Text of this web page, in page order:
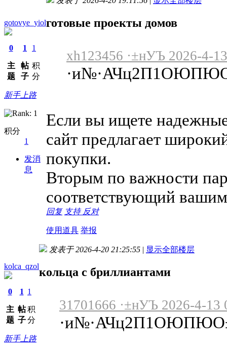
gotovye_yiol
0
主
题
1
帖
子
1
积
分
新手上路
积分
1
发消
息
готовые проекты домов
xh123456 ·±нУЪ 2026-4-
Если вы ищете
сайт предлагает
покупки.
Вторым по важности
соответствующий
回复 支持 反对
使用道具 举报
kolca_qzol
0
主
题
1
帖
子
1
积
分
新手上路
发表于 2026-4-20 21:25:55 | 显示全部楼层
кольца с бриллиантами
31701666 ·±нУЪ 2026-4-13